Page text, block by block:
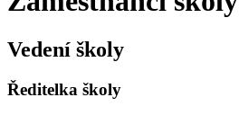
Vedení školy
Ředitelka školy